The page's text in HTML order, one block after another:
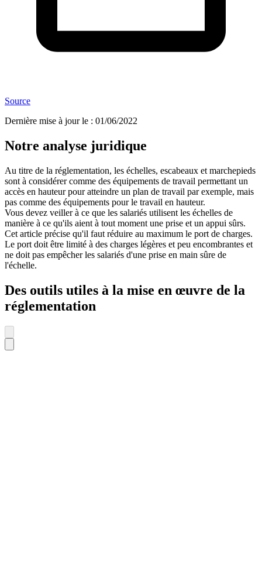
Source
Dernière mise à jour le : 01/06/2022
Notre analyse juridique
Au titre de la réglementation, les échelles, escabeaux et marchepieds
sont à considérer comme des équipements de travail permettant un
accès en hauteur pour atteindre un plan de travail par exemple, mais
pas comme des équipements pour le travail en hauteur.
Vous devez veiller à ce que les salariés utilisent les échelles de
manière à ce qu'ils aient à tout moment une prise et un appui sûrs.
Cet article précise qu'il faut réduire au maximum le port de charges.
Le port doit être limité à des charges légères et peu encombrantes et
ne doit pas empêcher les salariés d'une prise en main sûre de
l'échelle.
Des outils utiles à la mise en œuvre de la
réglementation